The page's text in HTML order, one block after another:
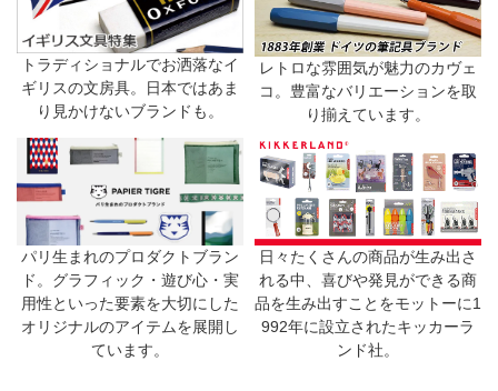
トラディショナルでお洒落なイ
ギリスの文房具。日本ではあま
り見かけないブランドも。
レトロな雰囲気が魅力のカヴェ
コ。豊富なバリエーションを取
り揃えています。
パリ生まれのプロダクトブラン
ド。グラフィック・遊び心・実
用性といった要素を大切にした
オリジナルのアイテムを展開し
ています。
日々たくさんの商品が生み出さ
れる中、喜びや発見ができる商
品を生み出すことをモットーに1
992年に設立されたキッカーラ
ンド社。